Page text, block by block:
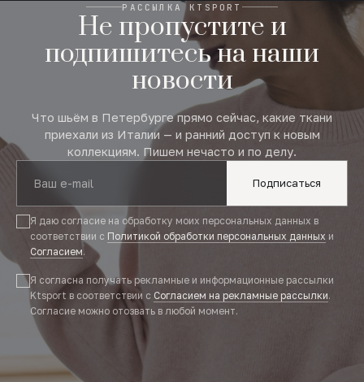
РАССЫЛКА KTSPORT
Не пропустите и
подпишитесь на наши
новости
Что шьём в Петербурге прямо сейчас, какие ткани
приехали из Италии — и ранний доступ к новым
коллекциям. Пишем нечасто и по делу.
Подписаться
Я даю согласие на обработку моих персональных данных в
соответствии с Политикой обработки персональных данных и
Согласием.
Я согласна получать рекламные и информационные рассылки
Ktsport в соответствии с Согласием на рекламные рассылки.
Согласие можно отозвать в любой момент.